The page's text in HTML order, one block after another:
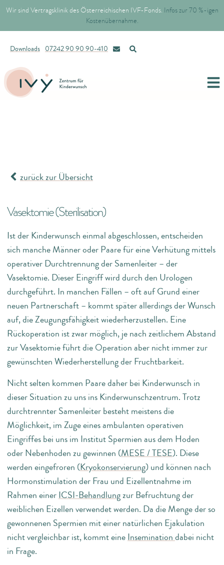
Wir sind Vertragsklinik des Österreichischen IVF-Fonds. Infos zur 70 %-igen
Kostenübernahme.
Downloads 07242 90 90 90-410
zurück zur Übersicht
Vasektomie (Sterilisation)
Ist der Kinderwunsch einmal abgeschlossen, entscheiden
sich manche Männer oder Paare für eine Verhütung mittels
operativer Durchtrennung der Samenleiter – der
Vasektomie. Dieser Eingriff wird durch den Urologen
durchgeführt. In manchen Fällen – oft auf Grund einer
neuen Partnerschaft – kommt später allerdings der Wunsch
auf, die Zeugungsfähigkeit wiederherzustellen. Eine
Rückoperation ist zwar möglich, je nach zeitlichem Abstand
zur Vasektomie führt die Operation aber nicht immer zur
gewünschten Wiederherstellung der Fruchtbarkeit.
Nicht selten kommen Paare daher bei Kinderwunsch in
dieser Situation zu uns ins Kinderwunschzentrum. Trotz
durchtrennter Samenleiter besteht meistens die
Möglichkeit, im Zuge eines ambulanten operativen
Eingriffes bei uns im Institut Spermien aus dem Hoden
oder Nebenhoden zu gewinnen (MESE / TESE). Diese
werden eingefroren (Kryokonservierung) und können nach
Hormonstimulation der Frau und Eizellentnahme im
Rahmen einerICSI-Behandlungzur Befruchtung der
weiblichen Eizellen verwendet werden. Da die Menge der so
gewonnenen Spermien mit einer natürlichen Ejakulation
nicht vergleichbar ist, kommt eineInseminationdabei nicht
in Frage.